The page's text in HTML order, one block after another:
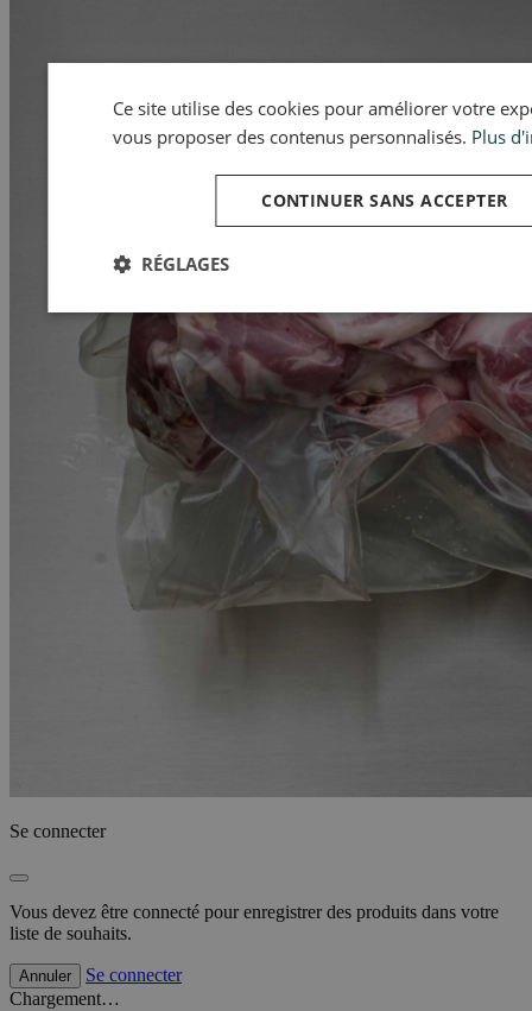
Se connecter
Vous devez être connecté pour enregistrer des produits dans votre
liste de souhaits.
Annuler
Se connecter
Chargement…
Ce site utilise des cookies pour améliorer votre
vous proposer des contenus personnalisés. Plus
CONTINUER SANS ACCEPTER
RÉGLAGES